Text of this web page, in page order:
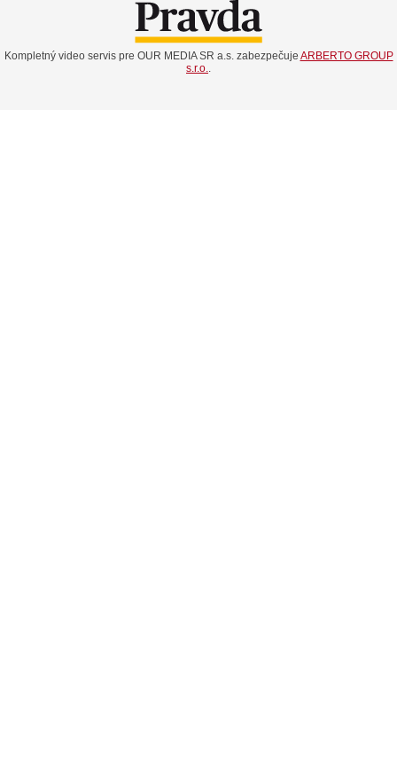
Kompletný video servis pre OUR MEDIA SR a.s. zabezpečuje ARBERTO GROUP
s.r.o..